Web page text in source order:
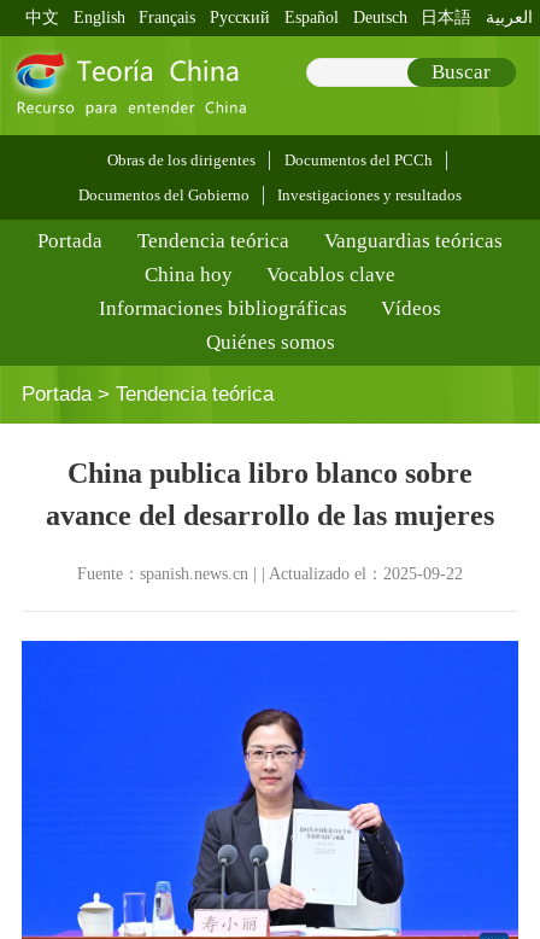
中文 English Français Pусский Español Deutsch 日本語 العربية
Buscar
Obras de los dirigentes
Documentos del PCCh
Documentos del Gobierno
Investigaciones y resultados
Portada Tendencia teórica
Vanguardias teóricas
China hoy
Vocablos clave
Informaciones bibliográficas
Vídeos
Quiénes somos
Portada> Tendencia teórica
China publica libro blanco sobre
avance del desarrollo de las mujeres
Fuente：spanish.news.cn | | Actualizado el：2025-09-22